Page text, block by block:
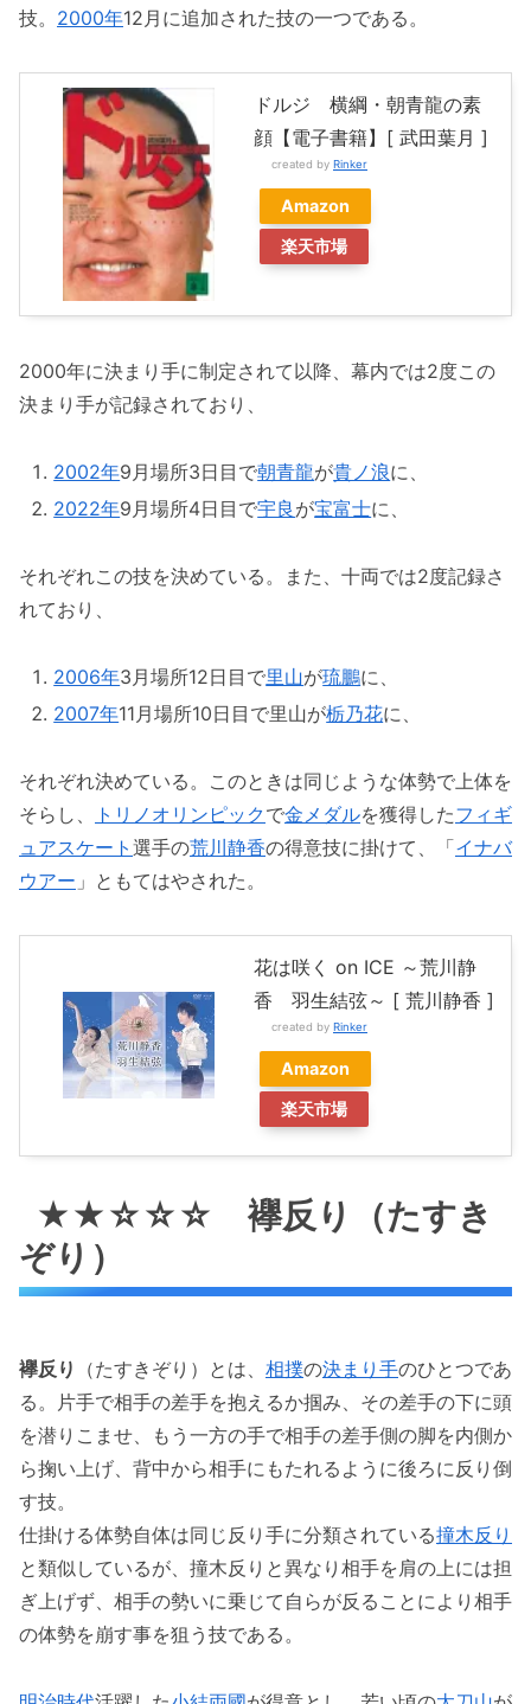
技。 2000年12月に追加された技の一つである。
ドルジ 横綱・朝青龍の素
顔【電子書籍】[ 武田葉月 ]
created by Rinker
Amazon
楽天市場
2000年に決まり手に制定されて以降、幕内では2度この
決まり手が記録されており、
2002年9月場所3日目で朝青龍が貴ノ浪に、
2022年9月場所4日目で宇良 が宝富士に、
それぞれこの技を決めている。また、十両では2度記録さ
れており、
2006年3月場所12日目で里山が琉鵬に、
2007年11月場所10日目で里山が栃乃花に、
それぞれ決めている。このときは同じような体勢で上体を
そらし、
トリノオリンピックで金メダルを獲得したフィギ
ュアスケート 選手の荒川静香の得意技に掛けて、「イナバ
ウアー 」ともてはやされた。
花は咲く on ICE ～荒川静
香 羽生結弦～ [ 荒川静香 ]
created by Rinker
Amazon
楽天市場
★★☆☆☆ 襷反り（たすき
ぞり）
襷反り （たすきぞり）とは、 相撲の決まり手のひとつであ
る。片手で相手の差手を抱えるか掴み、その差手の下に頭
を潜りこませ、もう一方の手で相手の差手側の脚を内側か
ら掬い上げ、背中から相手にもたれるように後ろに反り倒
す技。
仕掛ける体勢自体は同じ反り手に分類されている撞木反り
と類似しているが、撞木反りと異なり相手を肩の上には担
ぎ上げず、相手の勢いに乗じて自らが反ることにより相手
の体勢を崩す事を狙う技である。